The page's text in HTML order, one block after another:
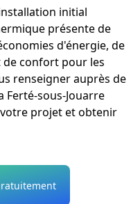
initial
présente de
d'énergie, de
confort pour les
renseigner auprès de
Ferté-sous-Jouarre
projet et obtenir